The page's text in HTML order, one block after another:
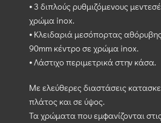
⦁ 3 διπλούς ρυθμιζόμενους
χρώμα inox.
⦁ Κλειδαριά μεσόπορτας αθόρυβης
90mm κέντρο σε χρώμα inox.
⦁ Λάστιχο περιμετρικά στην κάσα.
Με ελεύθερες διαστάσεις
πλάτος και σε ύψος.
Τα χρώματα που εμφανίζονται